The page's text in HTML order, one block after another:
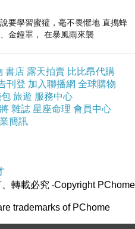
快-
要學習蜜獾，毫不畏懼地 直搗蜂
金鐘罩， 在暴風雨來襲
書店 露天拍賣 比比昂代購
刊登 加入聯播網 全球購物
旅遊 服務中心
雜誌 星座命理 會員中心
簡訊
、轉載必究 ‧Copyright PChome
trademarks of PChome